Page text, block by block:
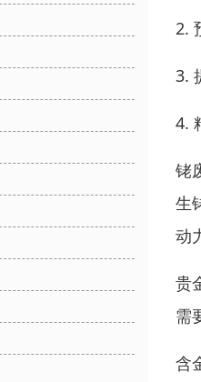
2.
3.
4.
铑
生
动
贵
需
含